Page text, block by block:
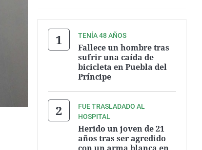
TENÍA 48 AÑOS
Fallece un hombre tras
sufrir una caída de
bicicleta en Puebla del
Príncipe
FUE TRASLADADO AL
HOSPITAL
Herido un joven de 21
años tras ser agredido